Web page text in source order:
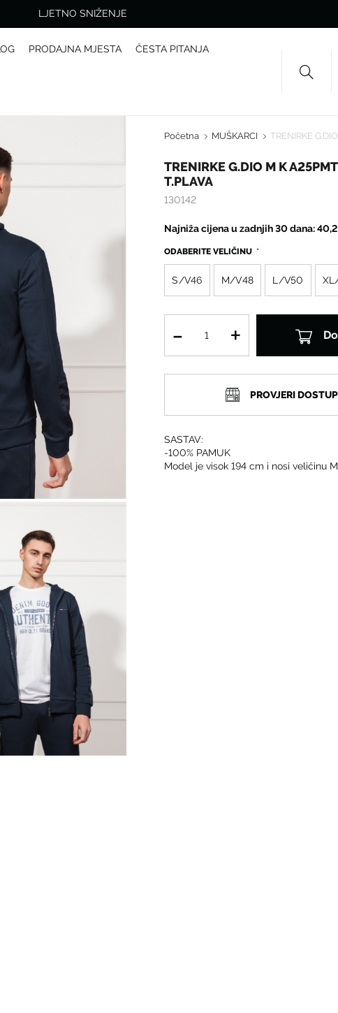
LJETNO SNIŽENJE
PRODAJNA MJESTA ČESTA PITANJA
Početna MUŠKARCI TRENIRKE
TRENIRKE G.DIO M K
T.PLAVA
130142
Najniža cijena u zadnjih 30 dana:
ODABERITE VELIČINU
S/V46 M/V48 L/V50
PROVJERI
SASTAV:
-100% PAMUK
Model je visok 194 cm i nosi veličinu